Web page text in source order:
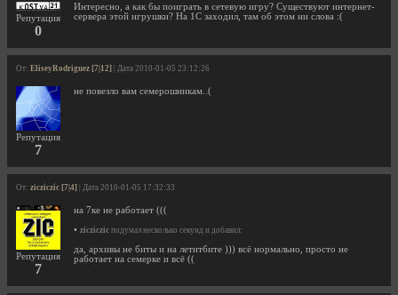
Репутация
0
Интересно, а как бы поиграть в сетевую игру? Существуют интернет-
сервера этой игрушки? На 1С заходил, там об этом ни слова :(
От: EliseyRodriguez [7|12] | Дата 2010-01-05 23:12:26
Репутация
7
не повезло вам семерошникам..(
От: zicziczic [7|4] | Дата 2010-01-05 17:32:33
Репутация
7
на 7ке не работает (((
• zicziczic подумал несколько секунд и добавил:
да, архивы не биты и на летитбите ))) всё нормально, просто не
работает на семерке и всё ((